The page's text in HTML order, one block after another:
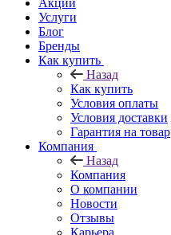
Акции
Услуги
Блог
Бренды
Как купить
Назад
Как купить
Условия оплаты
Условия доставки
Гарантия на товар
Компания
Назад
Компания
О компании
Новости
Отзывы
Карьера